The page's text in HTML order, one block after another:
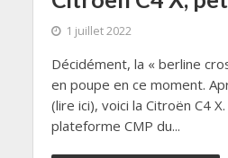
1 juillet 2022
Décidément, la « berline
en poupe en ce moment.
(lire ici), voici la Citroën C4
plateforme CMP du...